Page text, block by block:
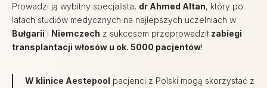
Prowadzi ją wybitny specjalista, dr Ahmed Altan, który po
latach studiów medycznych na najlepszych uczelniach w
Bułgarii i Niemczech z sukcesem przeprowadził zabiegi
transplantacji włosów u ok. 5000 pacjentów!
W klinice Aestepool pacjenci z Polski mogą skorzystać z